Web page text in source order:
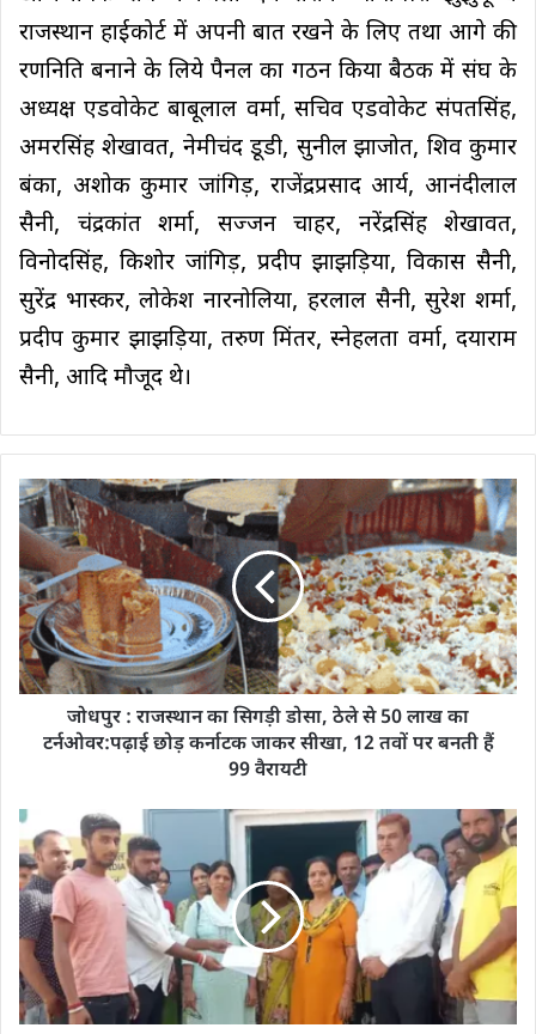
राजस्थान हाईकोर्ट में अपनी बात रखने के लिए तथा आगे की
रणनिति बनाने के लिये पैनल का गठन किया बैठक में संघ के
अध्यक्ष एडवोकेट बाबूलाल वर्मा, सचिव एडवोकेट संपतसिंह,
अमरसिंह शेखावत, नेमीचंद डूडी, सुनील झाजोत, शिव कुमार
बंका, अशोक कुमार जांगिड़, राजेंद्रप्रसाद आर्य, आनंदीलाल
सैनी, चंद्रकांत शर्मा, सज्जन चाहर, नरेंद्रसिंह शेखावत,
विनोदसिंह, किशोर जांगिड़, प्रदीप झाझड़िया, विकास सैनी,
सुरेंद्र भास्कर, लोकेश नारनोलिया, हरलाल सैनी, सुरेश शर्मा,
प्रदीप कुमार झाझड़िया, तरुण मिंतर, स्नेहलता वर्मा, दयाराम
सैनी, आदि मौजूद थे।
जोधपुर : राजस्थान का सिगड़ी डोसा, ठेले से 50 लाख का
टर्नओवर:पढ़ाई छोड़ कर्नाटक जाकर सीखा, 12 तवों पर बनती हैं
99 वैरायटी